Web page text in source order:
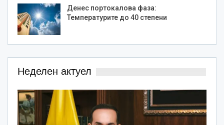
Денес портокалова фаза:
Температурите до 40 степени
Неделен актуел